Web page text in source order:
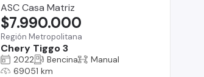
ASC Casa Matriz
Región Metropolitana
Chery Tiggo 3
$7.990.000
2022 Bencina
Manual
69051 km